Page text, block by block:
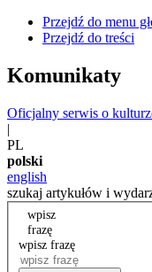
Przejdź do menu
Przejdź do treści
Komunikaty
Oficjalny serwis o
|
PL
polski
english
szukaj artykułów i
wpisz
frazę
wpisz frazę